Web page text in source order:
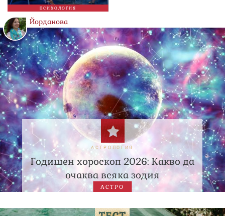
ПСИХОЛОГИЯ
Йорданова
АСТРОЛОГИЯ
Годишен хороскоп 2026: Какво да
очаква всяка зодия
АСТРО